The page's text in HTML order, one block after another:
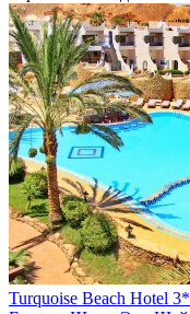
Turquoise Beach Hotel 3*